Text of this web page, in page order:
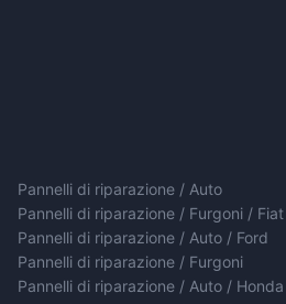
Pannelli di riparazione / Auto
Pannelli di riparazione / Furgoni / Fiat
Pannelli di riparazione / Auto / Ford
Pannelli di riparazione / Furgoni
Pannelli di riparazione / Auto / Honda